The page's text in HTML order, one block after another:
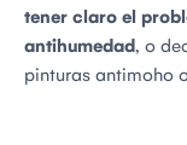
tener claro el
antihumedad, o
pinturas antimoho